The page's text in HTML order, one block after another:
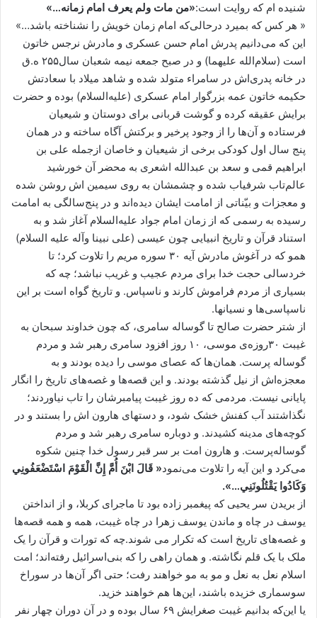
شنیده ام که روایت است:«من مات ولم یعرف امام زمانه…»
« هر کس که بمیرد درحالی‌که امام زمان خویش را نشناخته باشد…»
این که می‌دانیم پدرش امام حسن عسکری و مادرش نرجس خاتون
است (سلام‌الله علیهما) و در صبح جمعه نیمه شعبان سال۲۵۵ ه.ق
در خانه پدری‌اش در سامراء متولد شده و شاهد میلاد با سعادتش
حکیمه خاتون عمه بزرگوار امام عسکری (علیه‌السلام) بوده و حضرت
برایش عقیقه کرده و گوشت قربانی برای دوستان و شیعیان
فرستاده و آن‌ها را از وجود پرخیر و برکتش آگاه ساخته و در همان
پنج سال اول کودکی برخی از شیعیان و خاصان ازجمله علی بن
ابراهیم قمی و سعد بن عبدالله اشعری به محضر آن خورشید
عالم‌تاب شرفیاب شده و چشمشان به روی سیمین اش روشن شده
و معجزات و بیّناتی از امامت ایشان دیده‌اند و در پنج‌سالگی به امامت
رسیده به رسمی که از زمان امام جواد علیه‌السلام آغاز شد و به
استناد قرآن و تاریخ انبیایی چون عیسی (علی نبینا وآله علیه السلام)
همو که در آغوش مادرش آیه ۳۰ سوره مریم را تلاوت کرد؛ تا
خردسالی حجت خدا برای مردم عجیب و غریب نباشد؛ چه که
بسیاری از مردم فراموش کارند و ناسپاس. و تاریخ گواه است بر این
ناسپاسی‌ها و نسیانها.
از شتر حضرت صالح تا گوساله سامری، که چون خداوند سبحان به
غیبت ۳۰روزه‌ی موسی، ۱۰ روز افزود سامری رهبر شد و مردم
گوساله پرست. همان‌ها که عصای موسی را دیده بودند و به
معجزه‌اش از نیل گذشته بودند. و این قصه‌ها و غصه‌های تاریخ را انگار
پایانی نیست. مردمی که ده روز غیبت پیامبرشان را تاب نیاوردند؛
نگذاشتند آب کفنش خشک شود، و دستهای هارون اش را بستند و در
کوچه‌های مدینه کشیدند. و دوباره سامری رهبر شد و مردم
گوساله‌پرست. و هارون امت بر سر قبر رسول خدا چنین شکوه
می‌کرد و این آیه را تلاوت می‌نمود« قَالَ ابْنَ أُمَّ إِنَّ الْقَوْمَ اسْتَضْعَفُونِي
وَكَادُوا يَقْتُلُونَنِي…».
از بریدن سر یحیی که پیغمبر زاده بود تا ماجرای کربلا، و از انداختن
یوسف در چاه و ماندن یوسف زهرا در چاه غیبت، همه و همه قصه‌ها
و غصه‌های تاریخ است که تکرار می شوند.چه که تورات و قرآن را یک
ملک با یک قلم نگاشته. و همان راهی را که بنی‌اسرائیل رفته‌اند؛ امت
اسلام نعل به نعل و مو به مو خواهند رفت؛ حتی اگر آن‌ها در سوراخ
سوسماری خزیده باشند، این‌ها هم خواهند خزید.
یا این‌که بدانیم غیبت صغرایش ۶۹ سال بوده و در آن دوران چهار نفر